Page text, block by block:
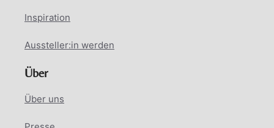
Inspiration
Aussteller:in werden
Über
Über uns